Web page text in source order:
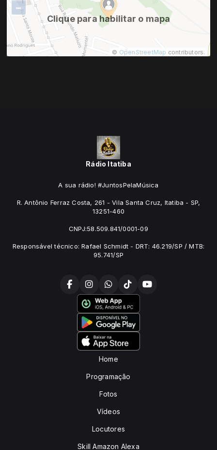
Clique para habilitar o mapa
−
© OpenStreetMap contributors.
Rádio Itatiba
A sua rádio! #JuntosPelaMúsica
R. Antônio Ferraz Costa, 261 - Vila Santa Cruz, Itatiba - SP,
13251-460
CNPJ:58.509.841/0001-09
Responsável técnico: Rafael Schmidt - DRT: 46.219/SP / MTB:
95.741/SP
Home
Programação
Fotos
Vídeos
Locutores
Skill Amazon Alexa